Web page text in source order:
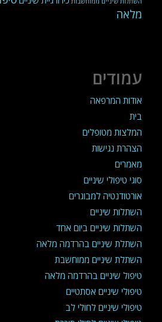
מלאה
עמודים
אודות המרפאה
בית
המלצות מטופלים
הצהרת נגישות
מאמרים
סוגי טיפולי שיניים
אורטודנטיה למבוגרים
השתלות שיניים
השתלות שיניים ביום אחד
השתלת שיניים בהרדמה מלאה
השתלת שיניים ממוחשבת
טיפול שיניים בהרדמה מלאה
טיפולי שיניים אסתטיים
טיפולי שיניים לחולי לב